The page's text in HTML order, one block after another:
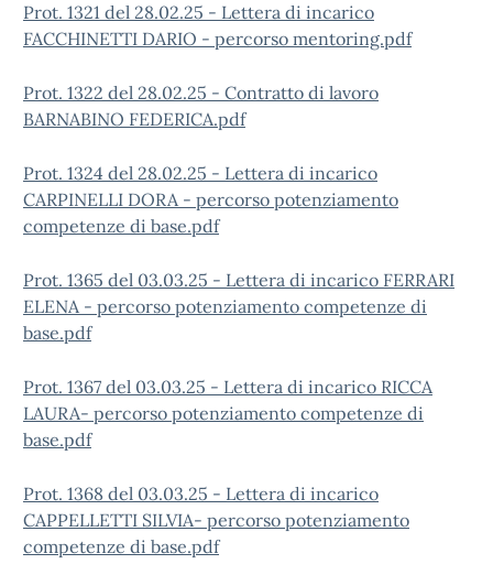
Prot. 1321 del 28.02.25 - Lettera di incarico
FACCHINETTI DARIO - percorso mentoring.pdf
Prot. 1322 del 28.02.25 - Contratto di lavoro
BARNABINO FEDERICA.pdf
Prot. 1324 del 28.02.25 - Lettera di incarico
CARPINELLI DORA - percorso potenziamento
competenze di base.pdf
Prot. 1365 del 03.03.25 - Lettera di incarico FERRARI
ELENA - percorso potenziamento competenze di
base.pdf
Prot. 1367 del 03.03.25 - Lettera di incarico RICCA
LAURA- percorso potenziamento competenze di
base.pdf
Prot. 1368 del 03.03.25 - Lettera di incarico
CAPPELLETTI SILVIA- percorso potenziamento
competenze di base.pdf